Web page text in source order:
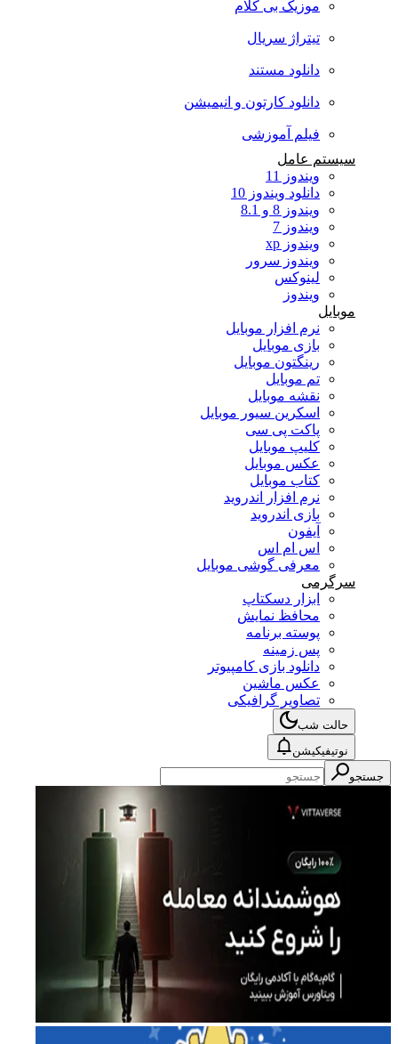
موزیک بی کلام
تیتراژ سریال
دانلود مستند
دانلود کارتون و انیمیشن
فیلم آموزشی
سیستم عامل
ویندوز 11
دانلود ویندوز 10
ویندوز 8 و 8.1
ویندوز 7
ویندوز xp
ویندوز سرور
لینوکس
ویندوز
موبایل
نرم افزار موبایل
بازی موبایل
رینگتون موبایل
تم موبایل
نقشه موبایل
اسکرین سیور موبایل
پاکت پی سی
کلیپ موبایل
عکس موبایل
کتاب موبایل
نرم افزار اندروید
بازی اندروید
آیفون
اس ام اس
معرفی گوشی موبایل
سرگرمی
ابزار دسکتاپ
محافظ نمایش
پوسته برنامه
پس زمینه
دانلود بازی کامپیوتر
عکس ماشین
تصاویر گرافیکی
حالت شب
نوتیفیکیشن
جستجو